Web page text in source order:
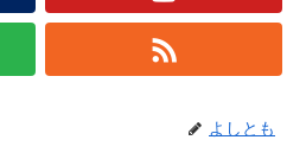
よしとも